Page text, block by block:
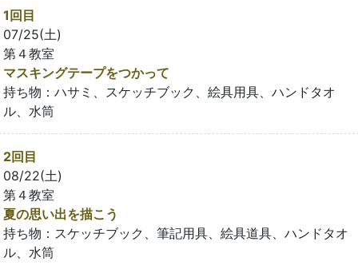
1回目
07/25(土)
第４教室
マスキングテープをつかって
持ち物：ハサミ、スケッチブック、絵具用具、ハンドタオ
ル、水筒
2回目
08/22(土)
第４教室
夏の思い出を描こう
持ち物：スケッチブック、筆記用具、絵具道具、ハンドタオ
ル、水筒